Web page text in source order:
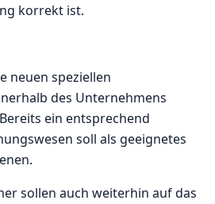
korrekt ist.
neuen speziellen
des Unternehmens
ein entsprechend
soll als geeignetes
sollen auch weiterhin auf das